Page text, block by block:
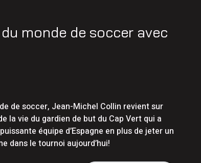
monde de soccer avec
de soccer, Jean-Michel Collin revient sur
la vie du gardien de but du Cap Vert qui a
équipe d’Espagne en plus de jeter un
dans le tournoi aujourd’hui!